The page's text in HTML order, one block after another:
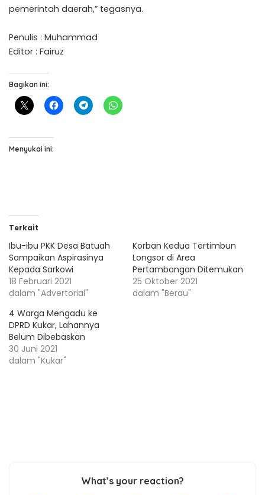
pemerintah daerah,” tegasnya.
Penulis : Muhammad
Editor : Fairuz
Bagikan ini:
Menyukai ini:
Terkait
Ibu-ibu PKK Desa Batuah
Sampaikan Aspirasinya
Kepada Sarkowi
18 Februari 2021
dalam "Advertorial"
Korban Kedua Tertimbun
Longsor di Area
Pertambangan Ditemukan
25 Oktober 2021
dalam "Berau"
4 Warga Mengadu ke
DPRD Kukar, Lahannya
Belum Dibebaskan
30 Juni 2021
dalam "Kukar"
What’s your reaction?